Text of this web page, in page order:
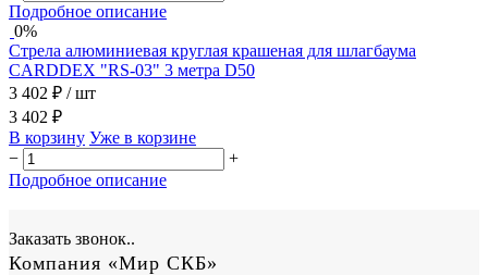
Подробное описание
0%
Стрела алюминиевая круглая крашеная для шлагбаума
CARDDEX "RS-03" 3 метра D50
3 402 ₽ / шт
3 402 ₽
В корзину Уже в корзине
−
+
Подробное описание
Заказать звонок..
Компания «Мир СКБ»